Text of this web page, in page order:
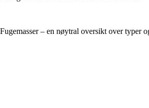
Fugemasser – en nøytral oversikt over typer